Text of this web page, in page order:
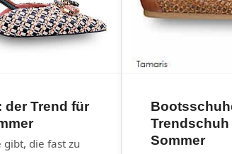
Trend für
gibt, die fast zu
Trendschuh
Sommer